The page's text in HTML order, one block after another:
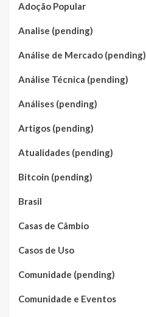
Adoção Popular
Analise (pending)
Análise de Mercado (pending)
Análise Técnica (pending)
Análises (pending)
Artigos (pending)
Atualidades (pending)
Bitcoin (pending)
Brasil
Casas de Câmbio
Casos de Uso
Comunidade (pending)
Comunidade e Eventos